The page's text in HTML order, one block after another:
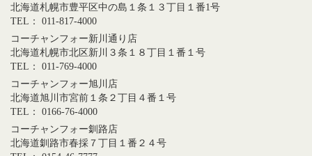
北海道札幌市豊平区中の島１条１３丁目１番1号
TEL： 011-817-4000
コーチャンフォー新川通り店
北海道札幌市北区新川３条１８丁目１番１号
TEL： 011-769-4000
コーチャンフォー旭川店
北海道旭川市宮前１条２丁目４番１号
TEL： 0166-76-4000
コーチャンフォー釧路店
北海道釧路市春採７丁目１番２４号